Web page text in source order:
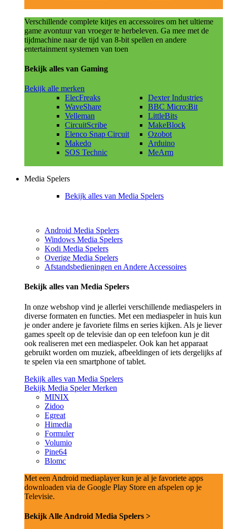
Verschillende complete kitjes en accessoires om het ultieme
game avontuur van vroeger te herbeleven. Ga mee met de
tijdmachine naar de tijd van 8-bit spellen en andere
entertainment systemen van toen
Bekijk alles van Gaming
Bekijk alle merken
ElecFreaks
WaveShare
Velleman
CircuitScribe
Elenco Snap Circuit
Makedo
SOS Technic
Dexter Industries
BBC Micro:Bit
LittleBits
MakeBlock
Ozobot
Arduino
MeArm
Media Spelers
Bekijk alles van Media Spelers
Android Media Spelers
Windows Media Spelers
Kodi Media Spelers
Overige Media Spelers
Afstandsbedieningen en Andere Accessoires
Bekijk alles van Media Spelers
In onze webshop vind je allerlei verschillende mediaspelers in
diverse formaten en functies. Met een mediaspeler in huis kun
je onder andere je favoriete films en series kijken. Als je liever
games speelt op de televisie dan op een telefoon kun je dit
ook realiseren met een mediaspeler. Ook kan het apparaat
gebruikt worden om muziek, afbeeldingen of iets dergelijks af
te spelen via een smartphone of tablet.
Bekijk alles van Media Spelers
Bekijk Media Speler Merken
MINIX
Zidoo
Egreat
Himedia
Formuler
Volumio
Pine64
Blomc
Met een Android mediaplayer kun je al je favoriete apps
downloaden via de Google Play Store en afspelen op je
Televisie.
Bekijk Alle Android Media Spelers >